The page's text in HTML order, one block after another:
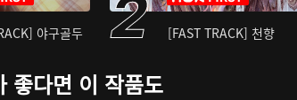
야구골두 [FAST TRACK] 천향
좋다면 이 작품도